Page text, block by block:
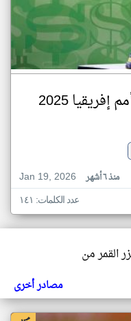
2025
Jan 19, 2026
منذ ٦ أشهر
عدد الكلمات: ١٤١
القمر من
مصادر أخرى